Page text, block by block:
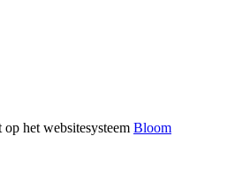
het websitesysteem Bloom